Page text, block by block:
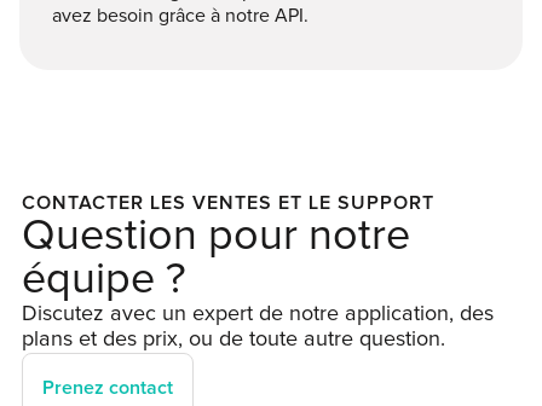
avez besoin grâce à notre API.
CONTACTER LES VENTES ET LE SUPPORT
Question pour notre
équipe ?
Discutez avec un expert de notre application, des
plans et des prix, ou de toute autre question.
Prenez contact